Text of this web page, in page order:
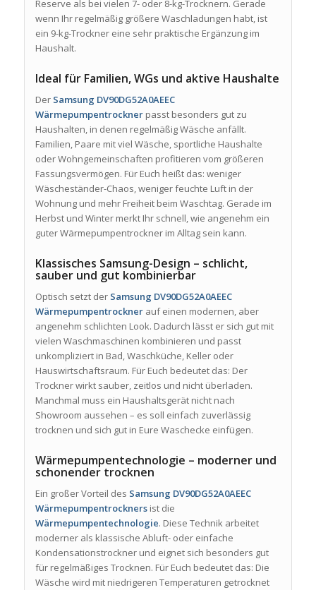
Reserve als bei vielen 7- oder 8-kg-Trocknern. Gerade
wenn Ihr regelmäßig größere Waschladungen habt, ist
ein 9-kg-Trockner eine sehr praktische Ergänzung im
Haushalt.
Ideal für Familien, WGs und aktive Haushalte
Der Samsung DV90DG52A0AEEC
Wärmepumpentrocknerpasst besonders gut zu
Haushalten, in denen regelmäßig Wäsche anfällt.
Familien, Paare mit viel Wäsche, sportliche Haushalte
oder Wohngemeinschaften profitieren vom größeren
Fassungsvermögen. Für Euch heißt das: weniger
Wäscheständer-Chaos, weniger feuchte Luft in der
Wohnung und mehr Freiheit beim Waschtag. Gerade im
Herbst und Winter merkt Ihr schnell, wie angenehm ein
guter Wärmepumpentrockner im Alltag sein kann.
Klassisches Samsung-Design – schlicht,
sauber und gut kombinierbar
Optisch setzt der Samsung DV90DG52A0AEEC
Wärmepumpentrocknerauf einen modernen, aber
angenehm schlichten Look. Dadurch lässt er sich gut mit
vielen Waschmaschinen kombinieren und passt
unkompliziert in Bad, Waschküche, Keller oder
Hauswirtschaftsraum. Für Euch bedeutet das: Der
Trockner wirkt sauber, zeitlos und nicht überladen.
Manchmal muss ein Haushaltsgerät nicht nach
Showroom aussehen – es soll einfach zuverlässig
trocknen und sich gut in Eure Waschecke einfügen.
Wärmepumpentechnologie – moderner und
schonender trocknen
Ein großer Vorteil des Samsung DV90DG52A0AEEC
Wärmepumpentrocknersist die
Wärmepumpentechnologie. Diese Technik arbeitet
moderner als klassische Abluft- oder einfache
Kondensationstrockner und eignet sich besonders gut
für regelmäßiges Trocknen. Für Euch bedeutet das: Die
Wäsche wird mit niedrigeren Temperaturen getrocknet